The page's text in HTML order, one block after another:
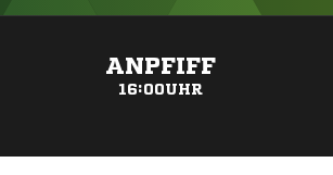
ANPFIFF
16:00UHR